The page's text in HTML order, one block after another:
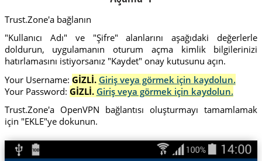
Trust.Zone'a bağlanın
"Kullanıcı Adı" ve "Şifre" alanlarını aşağıdaki değerlerle
doldurun, uygulamanın oturum açma kimlik bilgilerinizi
hatırlamasını istiyorsanız "Kaydet" onay kutusunu açın.
Your Username: GİZLİ. Giriş veya görmek için kaydolun.
Your Password: GİZLİ. Giriş veya görmek için kaydolun.
Trust.Zone'a OpenVPN bağlantısı oluşturmayı tamamlamak
için "EKLE"ye dokunun.